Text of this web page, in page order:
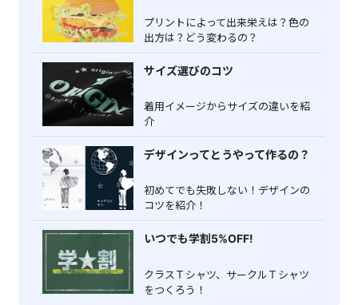
プリントによって出来栄えは？色の
出方は？どう変わるの？
サイズ選びのコツ
着用イメージからサイズの違いを紹
介
デザインってとうやって作るの？
初めてでも失敗しない！デザインの
コツを紹介！
いつでも学割5%OFF!
クラスＴシャツ、サークルＴシャツ
をつくろう！